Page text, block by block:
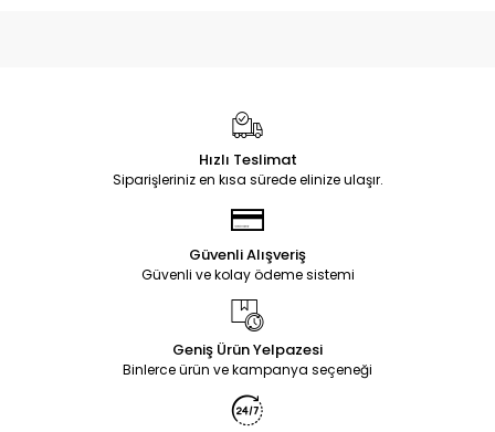
Hızlı Teslimat
Siparişleriniz en kısa sürede elinize ulaşır.
Güvenli Alışveriş
Güvenli ve kolay ödeme sistemi
Geniş Ürün Yelpazesi
Binlerce ürün ve kampanya seçeneği